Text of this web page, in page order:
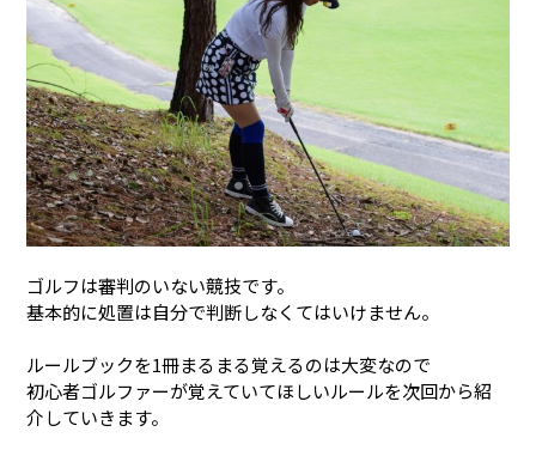
ゴルフは審判のいない競技です。
基本的に処置は自分で判断しなくてはいけません。
ルールブックを1冊まるまる覚えるのは大変なので
初心者ゴルファーが覚えていてほしいルールを次回から紹
介していきます。